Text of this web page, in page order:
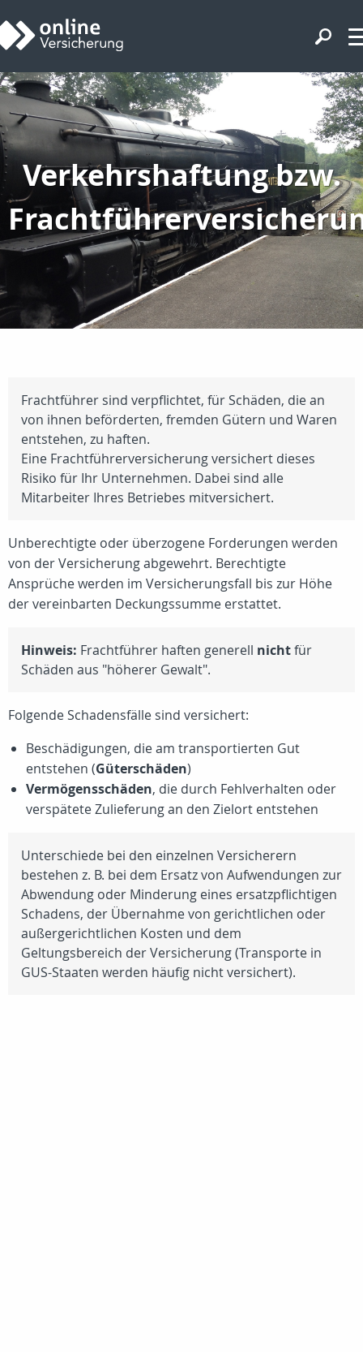
Verkehrshaftung bzw.
Frachtführer sind verpflichtet, für Schäden, die an
von ihnen beförderten, fremden Gütern und Waren
entstehen, zu haften.
Eine Frachtführerversicherung versichert dieses
Risiko für Ihr Unternehmen. Dabei sind alle
Mitarbeiter Ihres Betriebes mitversichert.
Unberechtigte oder überzogene Forderungen werden
von der Versicherung abgewehrt. Berechtigte
Ansprüche werden im Versicherungsfall bis zur Höhe
der vereinbarten Deckungssumme erstattet.
Hinweis: Frachtführer haften generell nichtfür
Schäden aus "höherer Gewalt".
Folgende Schadensfälle sind versichert:
Beschädigungen, die am transportierten Gut
entstehen (Güterschäden)
Vermögensschäden, die durch Fehlverhalten oder
verspätete Zulieferung an den Zielort entstehen
Unterschiede bei den einzelnen Versicherern
bestehen z. B. bei dem Ersatz von Aufwendungen zur
Abwendung oder Minderung eines ersatzpflichtigen
Schadens, der Übernahme von gerichtlichen oder
außergerichtlichen Kosten und dem
Geltungsbereich der Versicherung (Transporte in
GUS-Staaten werden häufig nicht versichert).